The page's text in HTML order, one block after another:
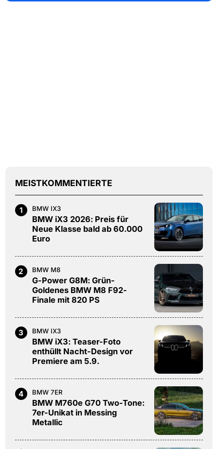
MEISTKOMMENTIERTE
1 BMW IX3
BMW iX3 2026: Preis für
Neue Klasse bald ab 60.000
Euro
2 BMW M8
G-Power G8M: Grün-
Goldenes BMW M8 F92-
Finale mit 820 PS
3 BMW IX3
BMW iX3: Teaser-Foto
enthüllt Nacht-Design vor
Premiere am 5.9.
4 BMW 7ER
BMW M760e G70 Two-Tone:
7er-Unikat in Messing
Metallic